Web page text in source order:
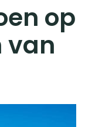
op
van